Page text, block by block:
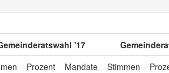
'17
Prozent Mandate Stimmen